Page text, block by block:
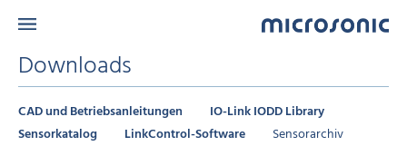
Downloads
CAD und Betriebsanleitungen
IO-Link IODD Library
Sensorkatalog
LinkControl-Software Sensorarchiv